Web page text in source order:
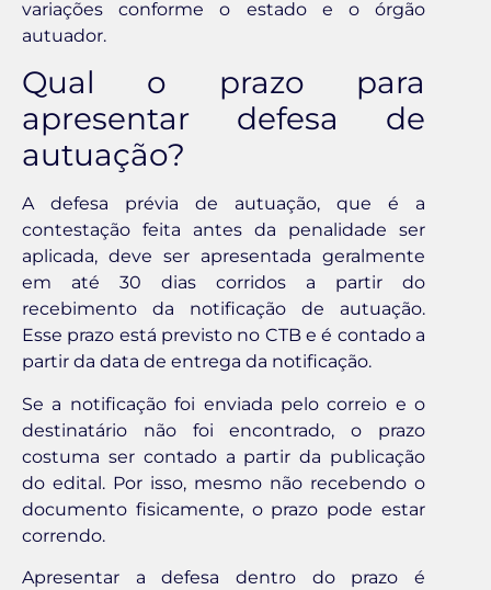
variações conforme o estado e o órgão
autuador.
Qual o prazo para
apresentar defesa de
autuação?
A defesa prévia de autuação, que é a
contestação feita antes da penalidade ser
aplicada, deve ser apresentada geralmente
em até 30 dias corridos a partir do
recebimento da notificação de autuação.
Esse prazo está previsto no CTB e é contado a
partir da data de entrega da notificação.
Se a notificação foi enviada pelo correio e o
destinatário não foi encontrado, o prazo
costuma ser contado a partir da publicação
do edital. Por isso, mesmo não recebendo o
documento fisicamente, o prazo pode estar
correndo.
Apresentar a defesa dentro do prazo é